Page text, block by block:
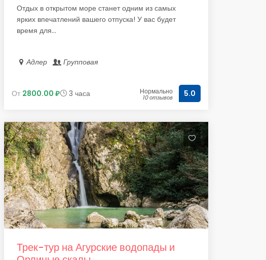
Отдых в открытом море станет одним из самых
ярких впечатлений вашего отпуска! У вас будет
время для...
Адлер Групповая
От 2800.00 ₽ 3 часа Нормально
10 отзывов 5.0
Трек-тур на Агурские водопады и